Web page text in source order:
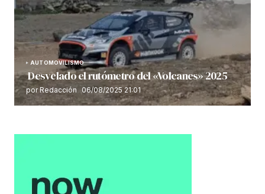
AUTOMOVILISMO
Desvelado el rutómetro del «Volcanes» 2025
por Redacción 06/08/2025 21:01